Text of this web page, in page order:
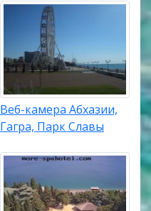
Веб-камера Абхазии,
Гагра, Парк Славы